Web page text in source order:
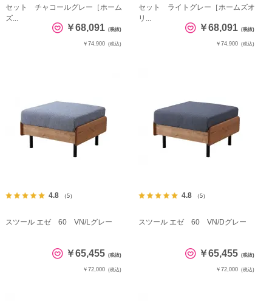
セット チャコールグレー［ホーム
ズ...
￥68,091 (税抜)
￥74,900 (税込)
セット ライトグレー［ホームズオ
リ...
￥68,091 (税抜)
￥74,900 (税込)
4.8 （5）
スツール エゼ 60 VN/Lグレー
￥65,455 (税抜)
￥72,000 (税込)
4.8 （5）
スツール エゼ 60 VN/Dグレー
￥65,455 (税抜)
￥72,000 (税込)